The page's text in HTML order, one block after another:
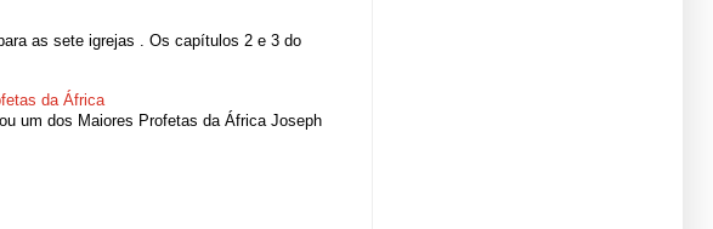
as sete igrejas . Os capítulos 2 e 3 do
da África
um dos Maiores Profetas da África Joseph